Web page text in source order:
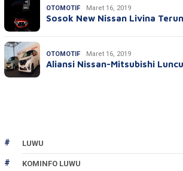
OTOMOTIF Maret 16, 2019
Sosok New Nissan Livina
OTOMOTIF Maret 16, 2019
Aliansi Nissan-Mitsubishi
LUWU
KOMINFO LUWU